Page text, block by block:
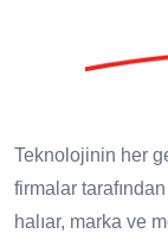
Teknolojinin her
firmalar
halıar, marka ve